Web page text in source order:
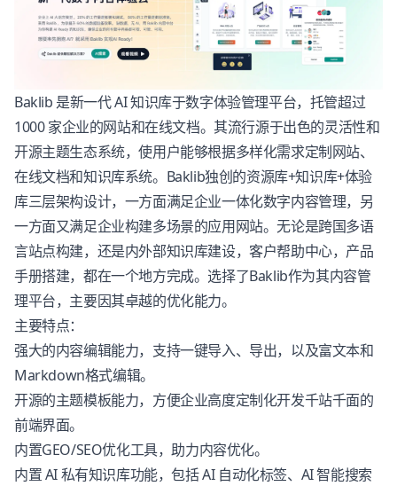
Baklib 是新一代 AI 知识库于数字体验管理平台，托管超过
1000 家企业的网站和在线文档。其流行源于出色的灵活性和
开源主题生态系统，使用户能够根据多样化需求定制网站、
在线文档和知识库系统。Baklib独创的资源库+知识库+体验
库三层架构设计，一方面满足企业一体化数字内容管理，另
一方面又满足企业构建多场景的应用网站。无论是跨国多语
言站点构建，还是内外部知识库建设，客户帮助中心，产品
手册搭建，都在一个地方完成。选择了Baklib作为其内容管
理平台，主要因其卓越的优化能力。
主要特点：
强大的内容编辑能力，支持一键导入、导出，以及富文本和
Markdown格式编辑。
开源的主题模板能力，方便企业高度定制化开发千站千面的
前端界面。
内置GEO/SEO优化工具，助力内容优化。
内置 AI 私有知识库功能，包括 AI 自动化标签、AI 智能搜索